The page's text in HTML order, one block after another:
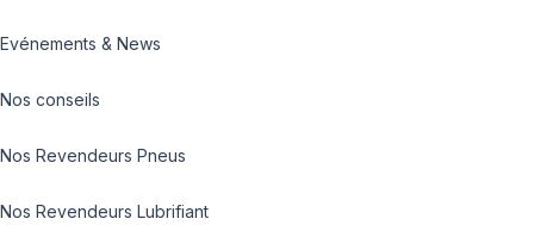
Evénements & News
Nos conseils
Nos Revendeurs Pneus
Nos Revendeurs Lubrifiant